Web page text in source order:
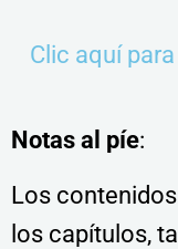
Clic aquí
Notas al píe:
Los
los capítulos,